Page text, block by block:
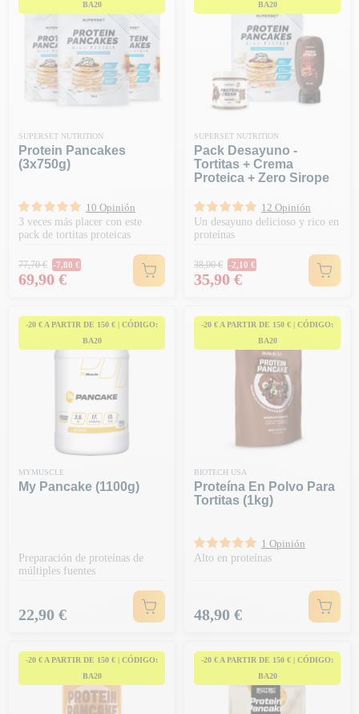
BA20
SUPERSET NUTRITION
Protein Pancakes
(3x750g)
10 Opinión
3 veces más placer con este
pack de tortitas proteicas
Precio habitual
77,70 € -7,80 €
Precio
69,90 €
BA20
SUPERSET NUTRITION
Pack Desayuno -
Tortitas + Crema
Proteica + Zero Sirope
12 Opinión
Un desayuno delicioso y rico en
proteínas
Precio habitual
38,00 € -2,10 €
Precio
35,90 €
-20 € A PARTIR DE 150 € | CÓDIGO:
BA20
MYMUSCLE
My Pancake (1100g)
Preparación de proteínas de
múltiples fuentes
Precio
22,90 €
-20 € A PARTIR DE 150 € | CÓDIGO:
BA20
BIOTECH USA
Proteína En Polvo Para
Tortitas (1kg)
1 Opinión
Alto en proteínas
Precio
48,90 €
-20 € A PARTIR DE 150 € | CÓDIGO:
BA20
-20 € A PARTIR DE 150 € | CÓDIGO:
BA20